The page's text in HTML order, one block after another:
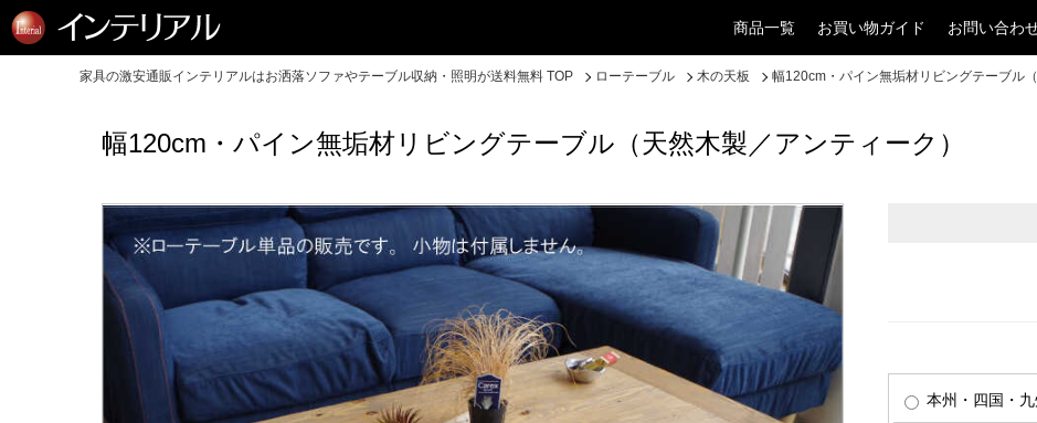
商品一覧 お買い物ガイド お問い合わ
家具の激安通販インテリアルはお洒落ソファやテーブル収納・照明が送料無料 TOP ローテーブル 木の天板 幅120cm・パイン無垢材リビングテーブル
幅120cm・パイン無垢材リビングテーブル（天然木製／アンティーク）
本州・四国・九